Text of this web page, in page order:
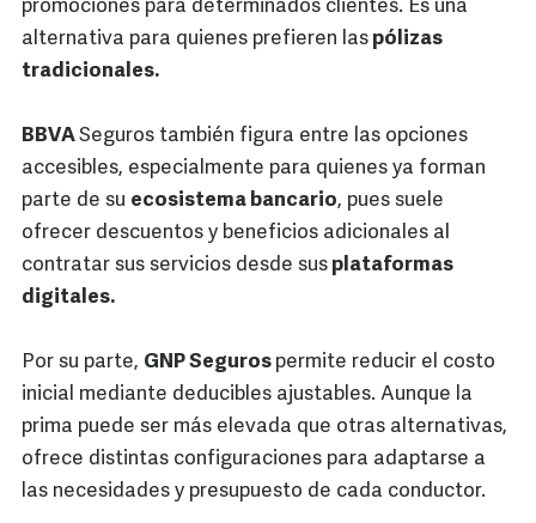
promociones para determinados clientes. Es una
alternativa para quienes prefieren las pólizas
tradicionales.
BBVASeguros también figura entre las opciones
accesibles, especialmente para quienes ya forman
parte de su ecosistema bancario, pues suele
ofrecer descuentos y beneficios adicionales al
contratar sus servicios desde sus plataformas
digitales.
Por su parte, GNP Seguros permite reducir el costo
inicial mediante deducibles ajustables. Aunque la
prima puede ser más elevada que otras alternativas,
ofrece distintas configuraciones para adaptarse a
las necesidades y presupuesto de cada conductor.